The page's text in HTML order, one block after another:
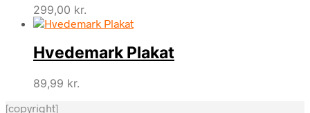
299,00 kr.
Hvedemark Plakat
89,99 kr.
[copyright]